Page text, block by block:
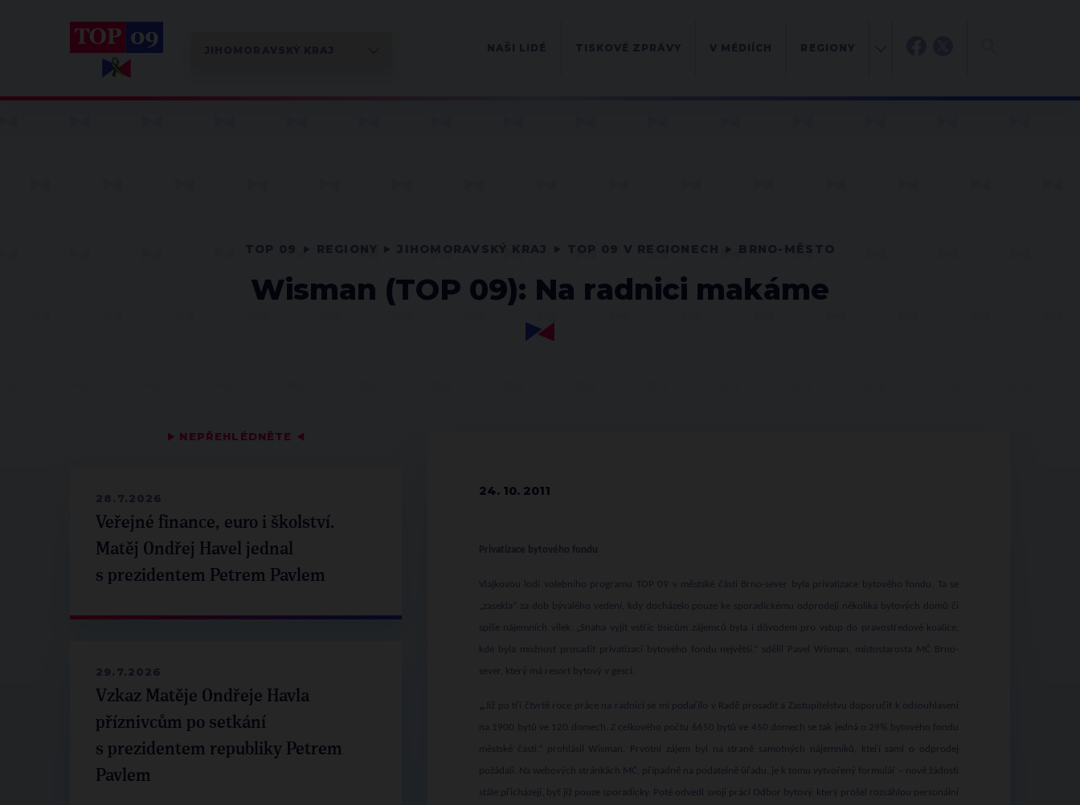
Wisman (TOP 09): Na radnici makáme
▶ NEPŘEHLÉDNĚTE ◀
28.7.2026
Veřejné finance, euro i školství.
Matěj Ondřej Havel jednal
s prezidentem Petrem Pavlem
29.7.2026
Vzkaz Matěje Ondřeje Havla
příznivcům po setkání
s prezidentem republiky Petrem
Pavlem
24. 10. 2011
Privatizace bytového fondu
Vlajkovou lodí volebního programu TOP 09 v městské části Brno-sever byla privatizace bytového fondu. Ta se
„zasekla“ za dob bývalého vedení, kdy docházelo pouze ke sporadickému odprodeji několika bytových domů či
spíše nájemních vilek. „Snaha vyjít vstříc tisícům zájemců byla i důvodem pro vstup do pravostředové koalice,
kde byla možnost prosadit privatizaci bytového fondu největší,“ sdělil Pavel Wisman, místostarosta MČ Brno-
sever, který má resort bytový v gesci.
„ Již po tři čtvrtě roce práce na radnici se mi podařilo v Radě prosadit a Zastupitelstvu doporučit k odsouhlasení
na 1900 bytů ve 120 domech. Z celkového počtu 6650 bytů ve 450 domech se tak jedná o 29% bytového fondu
městské části,“ prohlásil Wisman. Prvotní zájem byl na straně samotných nájemníků, kteří sami o odprodej
požádali. Na webových stránkách MČ, případně na podatelně úřadu, je k tomu vytvořený formulář – nové žádosti
stále přicházejí, byť již pouze sporadicky. Poté odvedl svoji práci Odbor bytový, který prošel rozsáhlou personální